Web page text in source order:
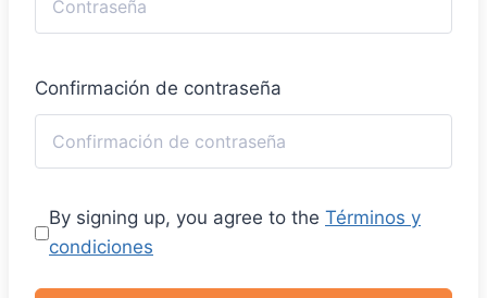
Confirmación de contraseña
By signing up, you agree to the Términos y
condiciones